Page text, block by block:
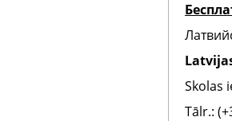
Skolas
Tālr.: